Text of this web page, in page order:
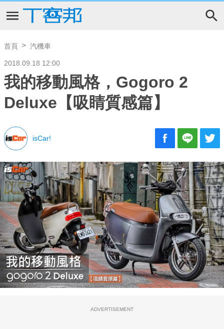
首頁 汽機車
2018.09.18 12:00
我的移動風格，Gogoro 2
Deluxe【吸睛質感篇】
isCar!
ADVERTISEMENT